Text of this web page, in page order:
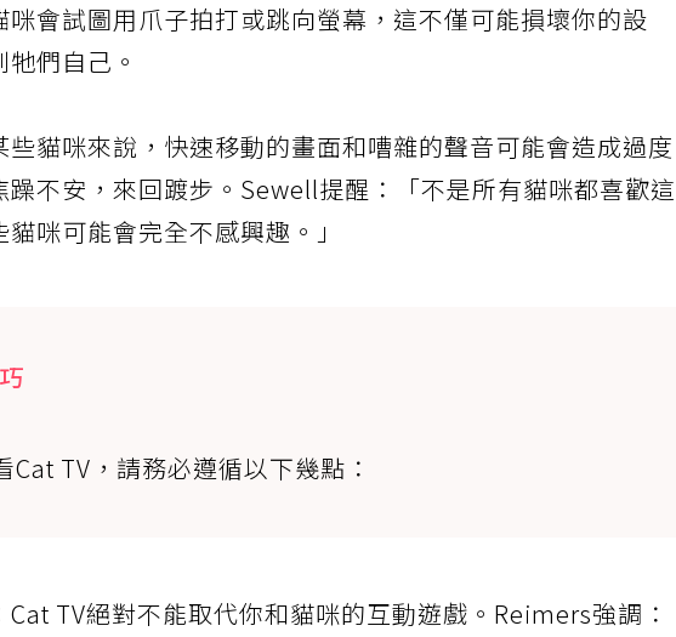
咪會試圖用爪子拍打或跳向螢幕，這不僅可能損壞你的設
們自己。
些貓咪來說，快速移動的畫面和嘈雜的聲音可能會造成過度
躁不安，來回踱步。Sewell提醒：「不是所有貓咪都喜歡這
咪可能會完全不感興趣。」
TV，請務必遵循以下幾點：
Cat TV絕對不能取代你和貓咪的互動遊戲。Reimers強調：